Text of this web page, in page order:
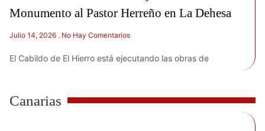
Monumento al Pastor Herreño en La Dehesa
Julio 14, 2026 No Hay Comentarios
El Cabildo de El Hierro está ejecutando las obras de
Canarias